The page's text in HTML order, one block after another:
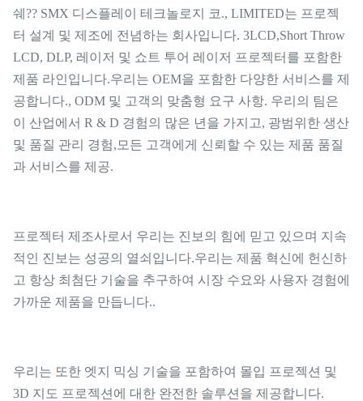
쉐?? SMX 디스플레이 테크놀로지 코., LIMITED는 프로젝
터 설계 및 제조에 전념하는 회사입니다. 3LCD,Short Throw
LCD, DLP, 레이저 및 쇼트 투어 레이저 프로젝터를 포함한
제품 라인입니다.우리는 OEM을 포함한 다양한 서비스를 제
공합니다., ODM 및 고객의 맞춤형 요구 사항. 우리의 팀은
이 산업에서 R & D 경험의 많은 년을 가지고, 광범위한 생산
및 품질 관리 경험,모든 고객에게 신뢰할 수 있는 제품 품질
과 서비스를 제공.
프로젝터 제조사로서 우리는 진보의 힘에 믿고 있으며 지속
적인 진보는 성공의 열쇠입니다.우리는 제품 혁신에 헌신하
고 항상 최첨단 기술을 추구하여 시장 수요와 사용자 경험에
가까운 제품을 만듭니다..
우리는 또한 엣지 믹싱 기술을 포함하여 몰입 프로젝션 및
3D 지도 프로젝션에 대한 완전한 솔루션을 제공합니다.